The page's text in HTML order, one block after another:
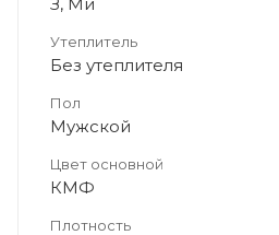
Утеплитель
Без утеплителя
Пол
Мужской
Цвет основной
КМФ
Плотность